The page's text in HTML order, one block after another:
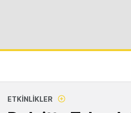
ETKINLIKLER